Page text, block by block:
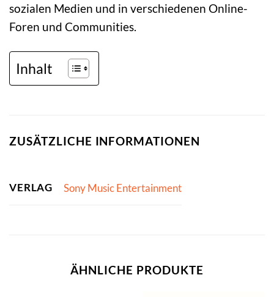
sozialen Medien und in verschiedenen Online-
Foren und Communities.
Inhalt
ZUSÄTZLICHE INFORMATIONEN
VERLAG Sony Music Entertainment
ÄHNLICHE PRODUKTE